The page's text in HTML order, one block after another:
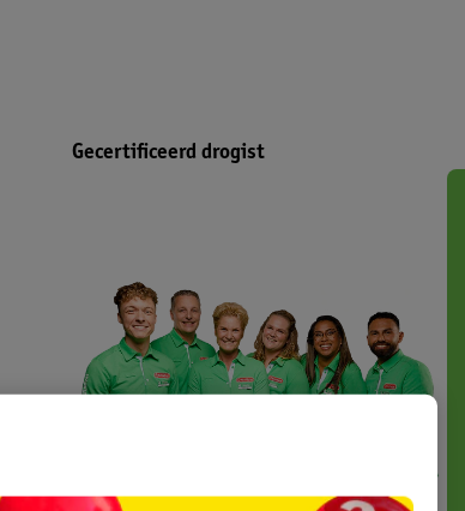
Gecertificeerd drogist